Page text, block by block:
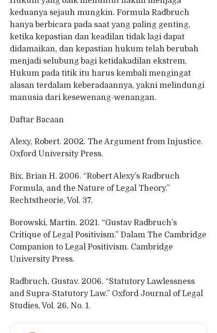
keduanya sejauh mungkin. Formula Radbruch
hanya berbicara pada saat yang paling genting,
ketika kepastian dan keadilan tidak lagi dapat
didamaikan, dan kepastian hukum telah berubah
menjadi selubung bagi ketidakadilan ekstrem.
Hukum pada titik itu harus kembali mengingat
alasan terdalam keberadaannya, yakni melindungi
manusia dari kesewenang-wenangan.
Daftar Bacaan
Alexy, Robert. 2002. The Argument from Injustice.
Oxford University Press.
Bix, Brian H. 2006. “Robert Alexy’s Radbruch
Formula, and the Nature of Legal Theory.”
Rechtstheorie, Vol. 37.
Borowski, Martin. 2021. “Gustav Radbruch’s
Critique of Legal Positivism.” Dalam The Cambridge
Companion to Legal Positivism. Cambridge
University Press.
Radbruch, Gustav. 2006. “Statutory Lawlessness
and Supra-Statutory Law.” Oxford Journal of Legal
Studies, Vol. 26, No. 1.